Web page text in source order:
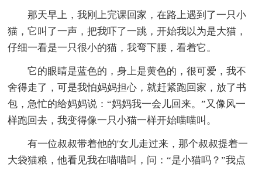
那天早上，我刚上完课回家，在路上遇到了一只小
猫，它叫了一声，把我吓了一跳，开始我以为是大猫，
仔细一看是一只很小的猫，我弯下腰，看着它。
它的眼睛是蓝色的，身上是黄色的，很可爱，我不
舍得走了，可是我怕妈妈担心，就赶紧跑回家，放了书
包，急忙的给妈妈说：“妈妈我一会儿回来。”又像风一
样跑回去，我变得像一只小猫一样开始喵喵叫。
有一位叔叔带着他的'女儿走过来，那个叔叔提着一
大袋猫粮，他看见我在喵喵叫，问：“是小猫吗？”我点